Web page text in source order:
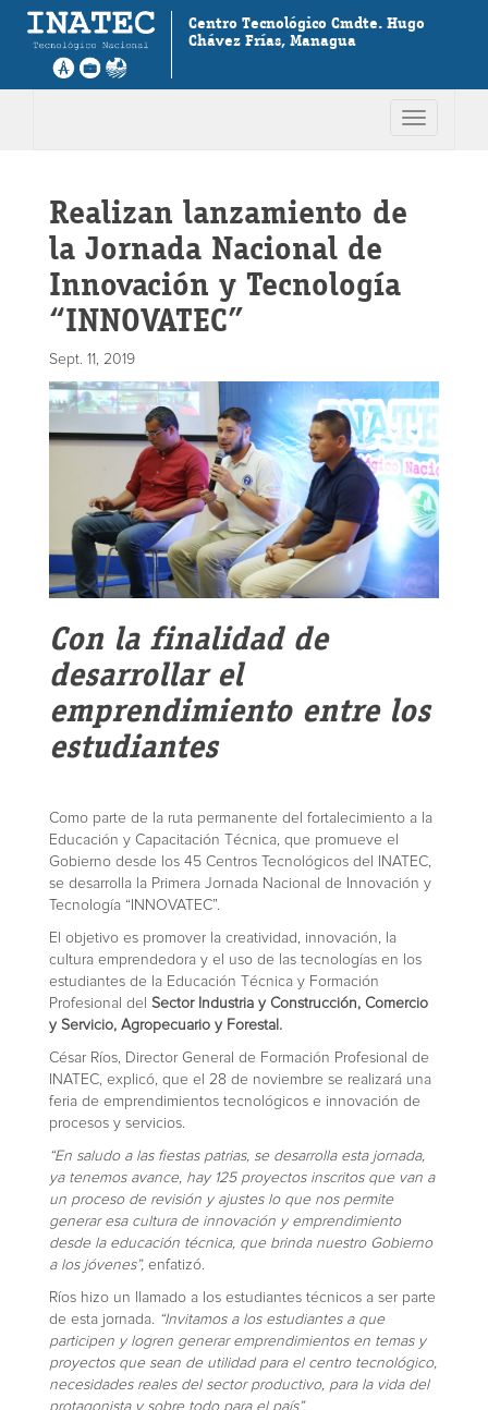
Centro Tecnológico Cmdte. Hugo
Chávez Frías, Managua
Toggle
Realizan lanzamiento de
la Jornada Nacional de
Innovación y Tecnología
“INNOVATEC”
Sept. 11, 2019
Con la finalidad de
desarrollar el
emprendimiento entre los
estudiantes
Como parte de la ruta permanente del fortalecimiento a la
Educación y Capacitación Técnica, que promueve el
Gobierno desde los 45 Centros Tecnológicos del INATEC,
se desarrolla la Primera Jornada Nacional de Innovación y
Tecnología “INNOVATEC”.
El objetivo es promover la creatividad, innovación, la
cultura emprendedora y el uso de las tecnologías en los
estudiantes de la Educación Técnica y Formación
Profesional del Sector Industria y Construcción, Comercio
y Servicio, Agropecuario y Forestal.
César Ríos, Director General de Formación Profesional de
INATEC, explicó, que el 28 de noviembre se realizará una
feria de emprendimientos tecnológicos e innovación de
procesos y servicios.
“En saludo a las fiestas patrias, se desarrolla esta jornada,
ya tenemos avance, hay 125 proyectos inscritos que van a
un proceso de revisión y ajustes lo que nos permite
generar esa cultura de innovación y emprendimiento
desde la educación técnica, que brinda nuestro Gobierno
a los jóvenes”, enfatizó.
Ríos hizo un llamado a los estudiantes técnicos a ser parte
de esta jornada.
“Invitamos a los estudiantes a que
participen y logren generar emprendimientos en temas y
proyectos que sean de utilidad para el centro tecnológico,
necesidades reales del sector productivo, para la vida del
protagonista y sobre todo para el país”.